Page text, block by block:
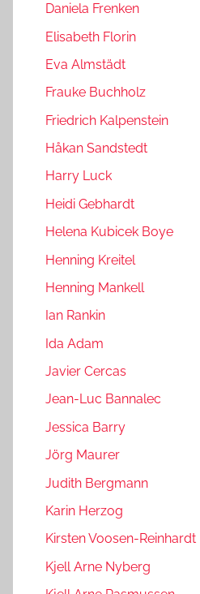
Daniela Frenken
Elisabeth Florin
Eva Almstädt
Frauke Buchholz
Friedrich Kalpenstein
Håkan Sandstedt
Harry Luck
Heidi Gebhardt
Helena Kubicek Boye
Henning Kreitel
Henning Mankell
Ian Rankin
Ida Adam
Javier Cercas
Jean-Luc Bannalec
Jessica Barry
Jörg Maurer
Judith Bergmann
Karin Herzog
Kirsten Voosen-Reinhardt
Kjell Arne Nyberg